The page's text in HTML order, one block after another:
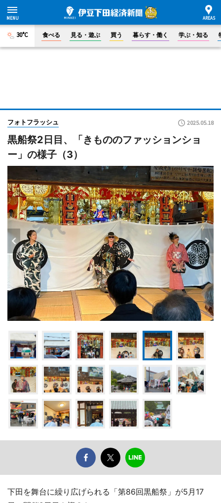
30°C 食べる 見る・遊ぶ 買う 暮らす・働く 学ぶ・知る
フォトフラッシュ 2025.05.18
黒船祭2日目、「きもののファッションショ
ー」の様子（3）
下田を舞台に繰り広げられる「第86回黒船祭」が5月17